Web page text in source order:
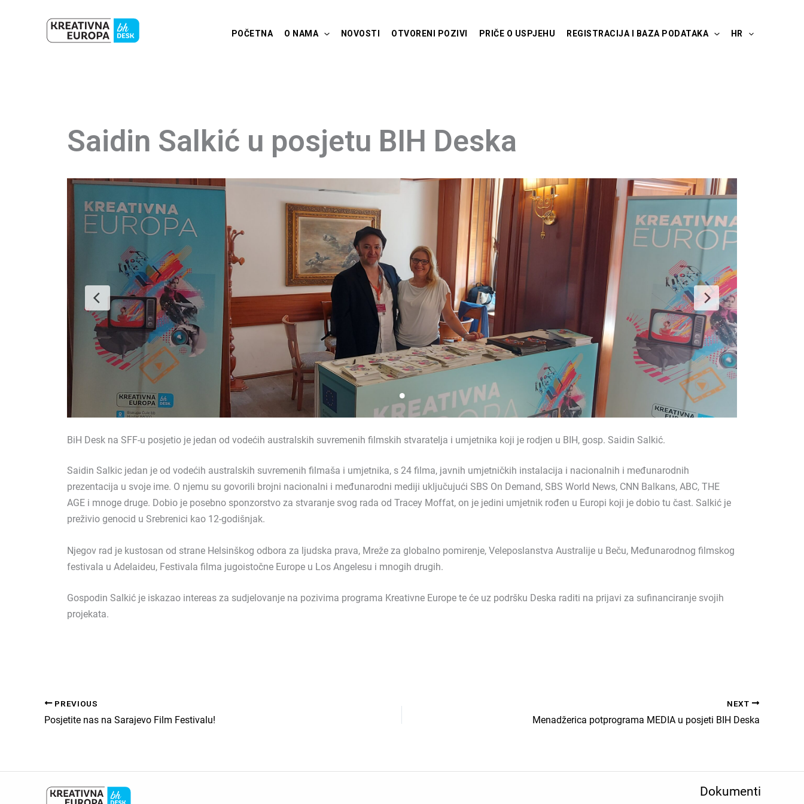
POČETNA O NAMA NOVOSTI OTVORENI POZIVI PRIČE O USPJEHU REGISTRACIJA I BAZA PODATAKA HR
Saidin Salkić u posjetu BIH Deska
BiH Desk na SFF-u posjetio je jedan od vodećih australskih suvremenih filmskih stvaratelja i umjetnika koji je rodjen u BIH, gosp. Saidin Salkić.
Saidin Salkic jedan je od vodećih australskih suvremenih filmaša i umjetnika, s 24 filma, javnih umjetničkih instalacija i nacionalnih i međunarodnih
prezentacija u svoje ime. O njemu su govorili brojni nacionalni i međunarodni mediji uključujući SBS On Demand, SBS World News, CNN Balkans, ABC, THE
AGE i mnoge druge. Dobio je posebno sponzorstvo za stvaranje svog rada od Tracey Moffat, on je jedini umjetnik rođen u Europi koji je dobio tu čast. Salkić je
preživio genocid u Srebrenici kao 12-godišnjak.
Njegov rad je kustosan od strane Helsinškog odbora za ljudska prava, Mreže za globalno pomirenje, Veleposlanstva Australije u Beču, Međunarodnog filmskog
festivala u Adelaideu, Festivala filma jugoistočne Europe u Los Angelesu i mnogih drugih.
Gospodin Salkić je iskazao intereas za sudjelovanje na pozivima programa Kreativne Europe te će uz podršku Deska raditi na prijavi za sufinanciranje svojih
projekata.
PREVIOUS
Posjetite nas na Sarajevo Film Festivalu!
NEXT
Menadžerica potprograma MEDIA u posjeti BIH Deska
Dokumenti